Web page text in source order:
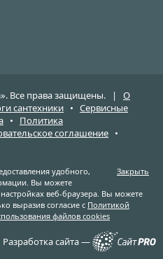
Все права защищены. | О
сантехники • Сервисные
• Политика
соглашение •
Закрыть
удобного,
Вы можете
веб-браузера. Вы можете
выразив согласие с Политикой
файлов cookies
Разработка сайта —